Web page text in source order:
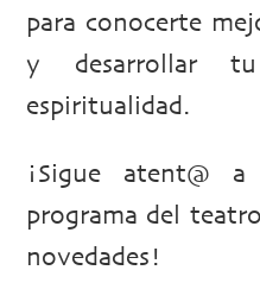
para conocerte
y desarrollar
espiritualidad.
¡Sigue atent@
programa del
novedades!